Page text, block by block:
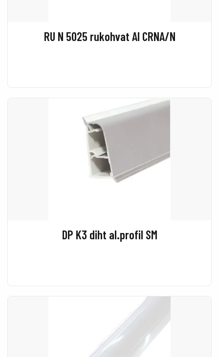
RU N 5025 rukohvat Al CRNA/N
DP K3 diht al.profil SM